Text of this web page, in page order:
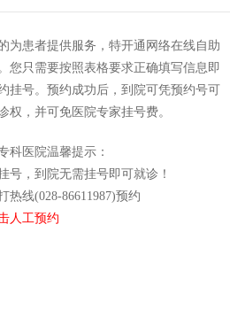
为患者提供服务，特开通网络在线自助
您只需要按照表格要求正确填写信息即
挂号。预约成功后，到院可凭预约号可
权，并可免医院专家挂号费。
科医院温馨提示：
号，到院无需挂号即可就诊！
热线(028-86611987)预约
人工预约